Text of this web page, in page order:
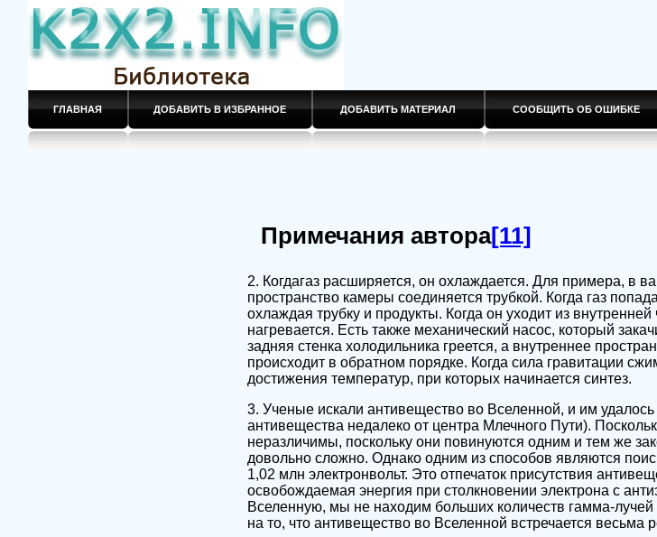
ГЛАВНАЯ ДОБАВИТЬ В ИЗБРАННОЕ ДОБАВИТЬ МАТЕРИАЛ СООБЩИТЬ ОБ ОШИБКЕ
Примечания автора[11]
2. Когдагаз расширяется, он охлаждается. Для примера, в
пространство камеры соединяется трубкой. Когда газ
охлаждая трубку и продукты. Когда он уходит из
нагревается. Есть также механический насос, который
задняя стенка холодильника греется, а внутреннее
происходит в обратном порядке. Когда сила гравитации
достижения температур, при которых начинается синтез.
3. Ученые искали антивещество во Вселенной, и им
антивещества недалеко от центра Млечного Пути).
неразличимы, поскольку они повинуются одним и тем же
довольно сложно. Однако одним из способов являются
1,02 млн электронвольт. Это отпечаток присутствия
освобождаемая энергия при столкновении электрона с
Вселенную, мы не находим больших количеств гамма-лучей
на то, что антивещество во Вселенной встречается весьма